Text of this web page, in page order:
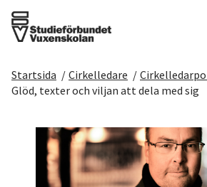
Det här gör vi
För dig som
Sök kurser och
Startsida / Cirkelledare /
Glöd, texter och viljan att dela med sig